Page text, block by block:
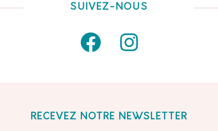
SUIVEZ-NOUS
RECEVEZ NOTRE NEWSLETTER